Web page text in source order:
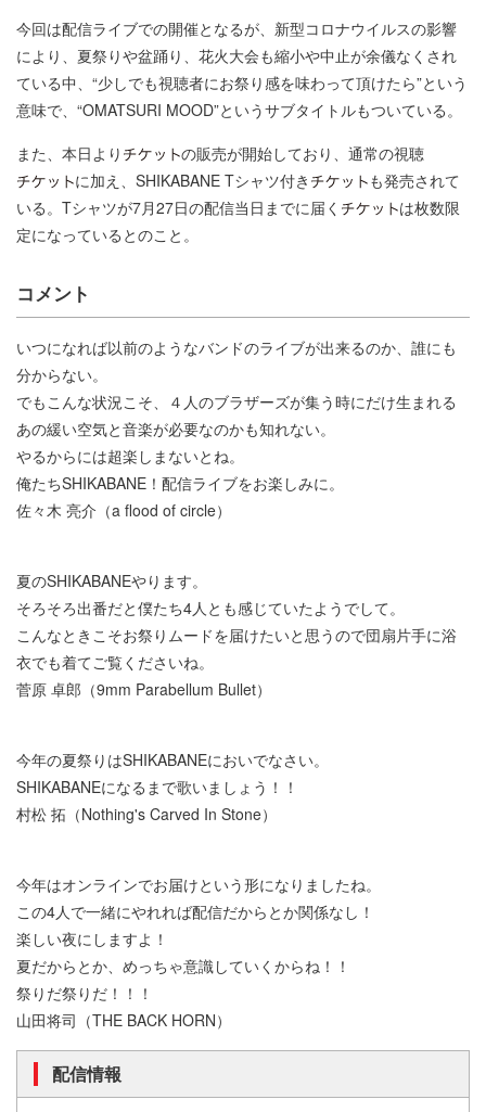
今回は配信ライブでの開催となるが、新型コロナウイルスの影響
により、夏祭りや盆踊り、花火大会も縮小や中止が余儀なくされ
ている中、“少しでも視聴者にお祭り感を味わって頂けたら”という
意味で、“OMATSURI MOOD”というサブタイトルもついている。
また、本日より
の販売が開始しており、通常の視聴
に加え、SHIKABANE Tシャツ付き
も発売されて
いる。Tシャツが7月27日の配信当日までに届く
は枚数限
定になっているとのこと。
コメント
いつになれば以前のようなバンドのライブが出来るのか、誰にも
分からない。
でもこんな状況こそ、４人のブラザーズが集う時にだけ生まれる
あの緩い空気と音楽が必要なのかも知れない。
やるからには超楽しまないとね。
俺たちSHIKABANE！配信ライブをお楽しみに。
佐々木 亮介（a flood of circle）
夏のSHIKABANEやります。
そろそろ出番だと僕たち4人とも感じていたようでして。
こんなときこそお祭りムードを届けたいと思うので団扇片手に浴
衣でも着てご覧くださいね。
菅原 卓郎（9mm Parabellum Bullet）
今年の夏祭りはSHIKABANEにおいでなさい。
SHIKABANEになるまで歌いましょう！！
村松 拓（Nothing's Carved In Stone）
今年はオンラインでお届けという形になりましたね。
この4人で一緒にやれれば配信だからとか関係なし！
楽しい夜にしますよ！
夏だからとか、めっちゃ意識していくからね！！
祭りだ祭りだ！！！
山田将司（THE BACK HORN）
配信情報